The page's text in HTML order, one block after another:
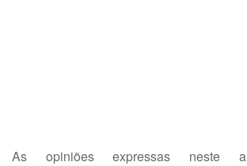
As opiniões expressas neste